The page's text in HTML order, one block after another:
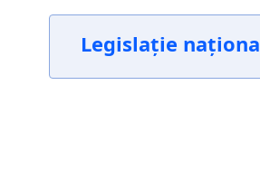
Legislaţie